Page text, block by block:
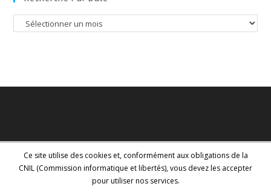
Recherche
Ce site utilise des cookies et, conformément aux obligations de la
CNIL (Commission informatique et libertés), vous devez les accepter
pour utiliser nos services.